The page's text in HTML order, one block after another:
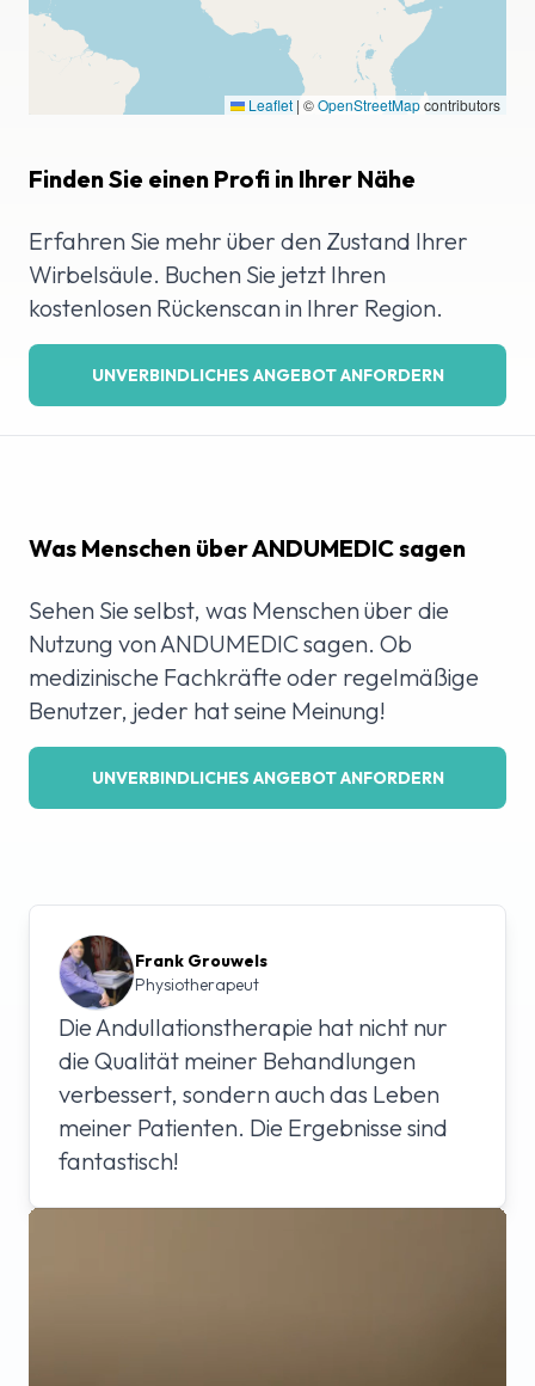
Leaflet | ©OpenStreetMapcontributors
Finden Sie einen Profi in Ihrer Nähe
Erfahren Sie mehr über den Zustand Ihrer
Wirbelsäule. Buchen Sie jetzt Ihren
kostenlosen Rückenscan in Ihrer Region.
UNVERBINDLICHES ANGEBOT ANFORDERN
Was Menschen über ANDUMEDIC sagen
Sehen Sie selbst, was Menschen über die
Nutzung von ANDUMEDIC sagen. Ob
medizinische Fachkräfte oder regelmäßige
Benutzer, jeder hat seine Meinung!
UNVERBINDLICHES ANGEBOT ANFORDERN
Frank Grouwels
Physiotherapeut
Die Andullationstherapie hat nicht nur
die Qualität meiner Behandlungen
verbessert, sondern auch das Leben
meiner Patienten. Die Ergebnisse sind
fantastisch!